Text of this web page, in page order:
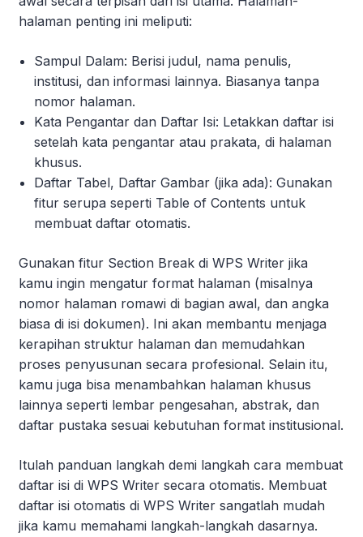
halaman penting ini meliputi:
Sampul Dalam: Berisi judul, nama penulis,
institusi, dan informasi lainnya. Biasanya tanpa
nomor halaman.
Kata Pengantar dan Daftar Isi: Letakkan daftar isi
setelah kata pengantar atau prakata, di halaman
khusus.
Daftar Tabel, Daftar Gambar (jika ada): Gunakan
fitur serupa seperti Table of Contents untuk
membuat daftar otomatis.
Gunakan fitur Section Break di WPS Writer jika
kamu ingin mengatur format halaman (misalnya
nomor halaman romawi di bagian awal, dan angka
biasa di isi dokumen). Ini akan membantu menjaga
kerapihan struktur halaman dan memudahkan
proses penyusunan secara profesional. Selain itu,
kamu juga bisa menambahkan halaman khusus
lainnya seperti lembar pengesahan, abstrak, dan
daftar pustaka sesuai kebutuhan format institusional.
Itulah panduan langkah demi langkah cara membuat
daftar isi di WPS Writer secara otomatis. Membuat
daftar isi otomatis di WPS Writer sangatlah mudah
jika kamu memahami langkah-langkah dasarnya.